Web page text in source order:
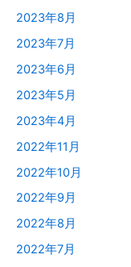
2023年8月
2023年7月
2023年6月
2023年5月
2023年4月
2022年11月
2022年10月
2022年9月
2022年8月
2022年7月